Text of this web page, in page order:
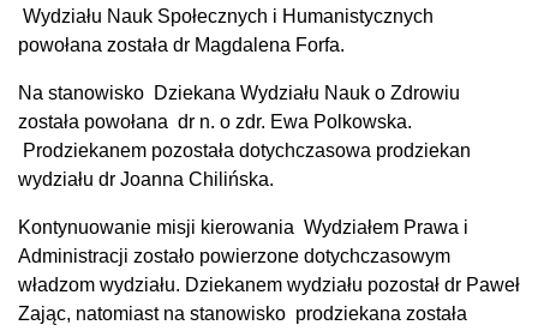
Wydziału Nauk Społecznych i Humanistycznych
powołana została dr Magdalena Forfa.
Na stanowisko Dziekana Wydziału Nauk o Zdrowiu
została powołana dr n. o zdr. Ewa Polkowska.
Prodziekanem pozostała dotychczasowa prodziekan
wydziału dr Joanna Chilińska.
Kontynuowanie misji kierowania Wydziałem Prawa i
Administracji zostało powierzone dotychczasowym
władzom wydziału. Dziekanem wydziału pozostał dr Paweł
Zając, natomiast na stanowisko prodziekana została